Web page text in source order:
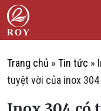
Chuyển đến nội dung
ROY Việt Nam
Trang chủ » Tin tức »
tuyệt vời của inox 304